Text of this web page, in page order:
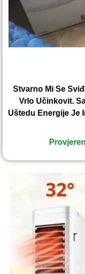
Stvarno Mi Se
Vrlo Učinkovit.
Uštedu Energije Je